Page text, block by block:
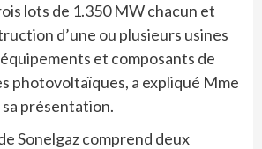
lots de 1.350 MW chacun et
d’une ou plusieurs usines
et composants de
photovoltaïques, a expliqué Mme
présentation.
Sonelgaz comprend deux